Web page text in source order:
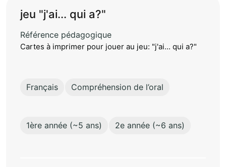
jeu "j'ai... qui a?"
Référence pédagogique
Cartes à imprimer pour jouer au jeu: "j'ai... qui a?"
Français Compréhension de l’oral
1ère année (~5 ans) 2e année (~6 ans)